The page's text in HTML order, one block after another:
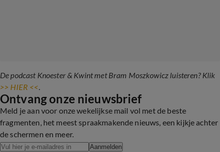
De podcast Knoester & Kwint met Bram Moszkowicz luisteren? Klik
>> HIER <<.
Ontvang onze nieuwsbrief
Meld je aan voor onze wekelijkse mail vol met de beste
fragmenten, het meest spraakmakende nieuws, een kijkje achter
de schermen en meer.
Aanmelden